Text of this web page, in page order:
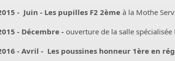
- Juin - Les pupilles F2 2ème à la Mothe
- Décembre - ouverture de la salle spécialisée
- Avril - Les poussines honneur 1ère en